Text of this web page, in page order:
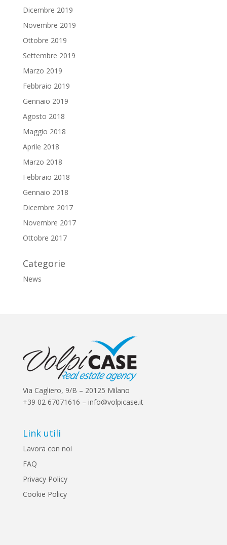
Dicembre 2019
Novembre 2019
Ottobre 2019
Settembre 2019
Marzo 2019
Febbraio 2019
Gennaio 2019
Agosto 2018
Maggio 2018
Aprile 2018
Marzo 2018
Febbraio 2018
Gennaio 2018
Dicembre 2017
Novembre 2017
Ottobre 2017
Categorie
News
Via Cagliero, 9/B – 20125 Milano
+39 02 67071616 – info@volpicase.it
Link utili
Lavora con noi
FAQ
Privacy Policy
Cookie Policy